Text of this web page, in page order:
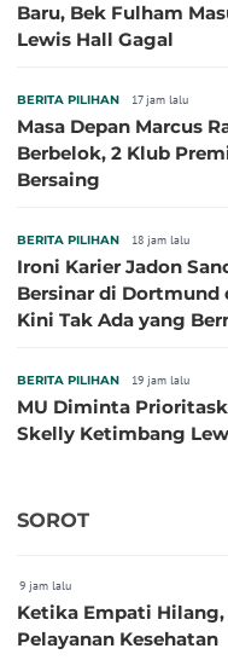
Baru, Bek Fulham
Lewis Hall Gagal
BERITA PILIHAN 17 jam lalu
Masa Depan Marcus
Berbelok, 2 Klub
Bersaing
BERITA PILIHAN 18 jam lalu
Ironi Karier Jadon
Bersinar di Dortmund
Kini Tak Ada yang
BERITA PILIHAN 19 jam lalu
MU Diminta
Skelly Ketimbang
SOROT
9 jam lalu
Ketika Empati Hilang,
Pelayanan Kesehatan